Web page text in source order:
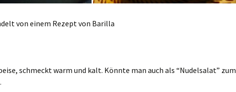
von einem Rezept von Barilla
schmeckt warm und kalt. Könnte man auch als “Nudelsalat” zum